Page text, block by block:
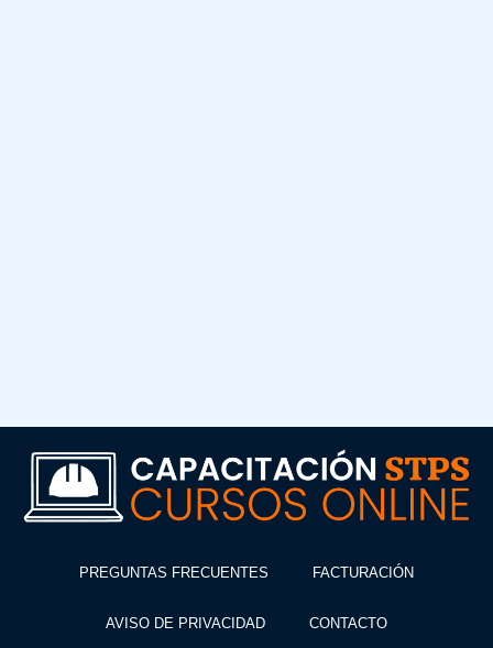
PREGUNTAS FRECUENTES FACTURACIÓN
AVISO DE PRIVACIDAD CONTACTO